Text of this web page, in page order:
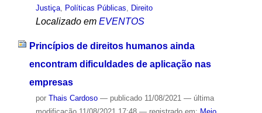
Justiça, Políticas Públicas Direito
Localizado em EVENTOS
Princípios de direitos humanos ainda
encontram dificuldades de aplicação nas
empresas
por Thais Cardoso — publicado11/08/2021 — última